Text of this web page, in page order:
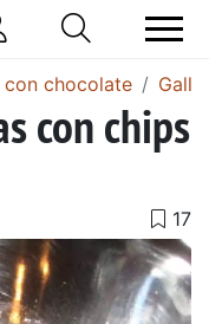
con chocolate
con chips